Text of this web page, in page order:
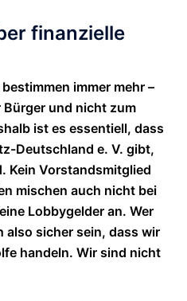
finanzielle
immer mehr –
und nicht zum
ist es essentiell, dass
Deutschland e. V. gibt,
Kein Vorstandsmitglied
mischen auch nicht bei
Lobbygelder an. Wer
sicher sein, dass wir
handeln. Wir sind nicht